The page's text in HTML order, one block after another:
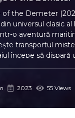
of the Demeter
universul clasic
o aventură
transportul
începe să
să transmită
nevăzut,
The Last Voyage
2023 55 Views